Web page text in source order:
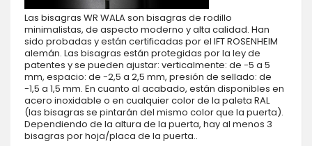
Las bisagras WR WALA son bisagras de rodillo
minimalistas, de aspecto moderno y alta calidad. Han
sido probadas y están certificadas por el IFT ROSENHEIM
alemán. Las bisagras están protegidas por la ley de
patentes y se pueden ajustar: verticalmente: de -5 a 5
mm, espacio: de -2,5 a 2,5 mm, presión de sellado: de
-1,5 a 1,5 mm. En cuanto al acabado, están disponibles en
acero inoxidable o en cualquier color de la paleta RAL
(las bisagras se pintarán del mismo color que la puerta).
Dependiendo de la altura de la puerta, hay al menos 3
bisagras por hoja/placa de la puerta..